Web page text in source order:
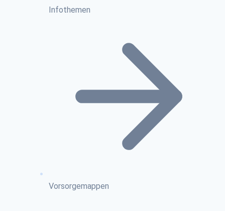
Infothemen
Vorsorgemappen